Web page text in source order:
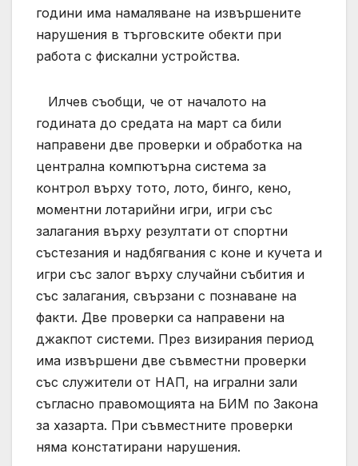
години има намаляване на извършените
нарушения в търговските обекти при
работа с фискални устройства.
Илчев съобщи, че от началото на
годината до средата на март са били
направени две проверки и обработка на
централна компютърна система за
контрол върху тото, лото, бинго, кено,
моментни лотарийни игри, игри със
залагания върху резултати от спортни
състезания и надбягвания с коне и кучета и
игри със залог върху случайни събития и
със залагания, свързани с познаване на
факти. Две проверки са направени на
джакпот системи. През визирания период
има извършени две съвместни проверки
със служители от НАП, на игрални зали
съгласно правомощията на БИМ по Закона
за хазарта. При съвместните проверки
няма констатирани нарушения.